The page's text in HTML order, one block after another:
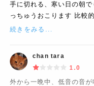
手に切れる、寒い日の朝
っちゅうおこります 比較
続きをみる...
chan tara
1.0
外から一晩中、低音の音